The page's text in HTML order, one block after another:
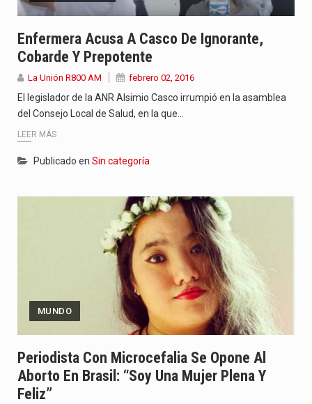
Enfermera Acusa A Casco De Ignorante,
Cobarde Y Prepotente
La Unión R800 AM febrero 02, 2016
El legislador de la ANR Alsimio Casco irrumpió en la asamblea
del Consejo Local de Salud, en la que…
LEER MÁS
Publicado en Sin categoría
MUNDO
Periodista Con Microcefalia Se Opone Al
Aborto En Brasil: “Soy Una Mujer Plena Y
Feliz”